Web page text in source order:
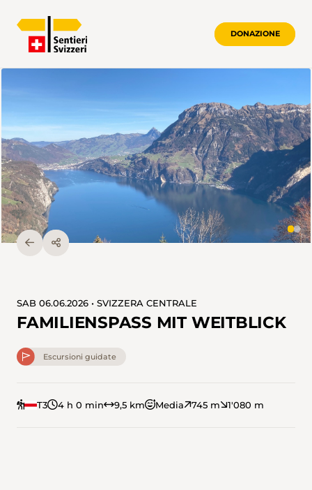
DONAZIONE
SAB 06.06.2026 • SVIZZERA CENTRALE
FAMILIENSPASS MIT WEITBLICK
Escursioni guidate
T3 4 h 0 min 9,5 km Media 745 m 1'080 m